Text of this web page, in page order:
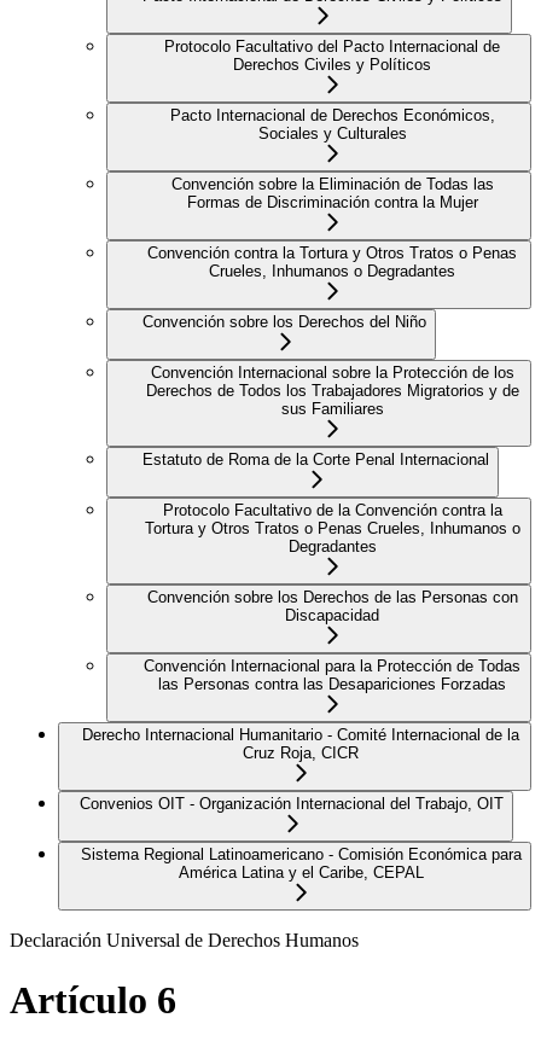
Protocolo Facultativo del Pacto Internacional de
Derechos Civiles y Políticos
Pacto Internacional de Derechos Económicos,
Sociales y Culturales
Convención sobre la Eliminación de Todas las
Formas de Discriminación contra la Mujer
Convención contra la Tortura y Otros Tratos o Penas
Crueles, Inhumanos o Degradantes
Convención sobre los Derechos del Niño
Convención Internacional sobre la Protección de los
Derechos de Todos los Trabajadores Migratorios y de
sus Familiares
Estatuto de Roma de la Corte Penal Internacional
Protocolo Facultativo de la Convención contra la
Tortura y Otros Tratos o Penas Crueles, Inhumanos o
Degradantes
Convención sobre los Derechos de las Personas con
Discapacidad
Convención Internacional para la Protección de Todas
las Personas contra las Desapariciones Forzadas
Derecho Internacional Humanitario - Comité Internacional de la
Cruz Roja, CICR
Convenios OIT - Organización Internacional del Trabajo, OIT
Sistema Regional Latinoamericano - Comisión Económica para
América Latina y el Caribe, CEPAL
Declaración Universal de Derechos Humanos
Artículo 6